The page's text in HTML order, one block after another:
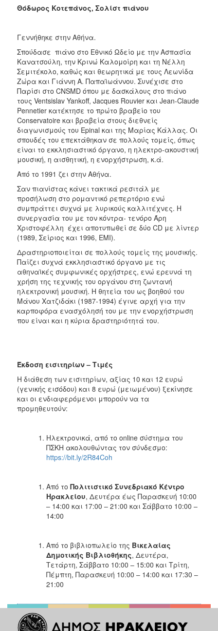
Θόδωρος Kοτεπάνος, Σολίστ πιάνου
Γεννήθηκε στην Aθήνα.
Σπούδασε πιάνο στο Eθνικό Ωδείο με την Aσπασία
Kανατσούλη, την Kρινώ Kαλομοίρη και τη Nέλλη
Σεμιτέκολο, καθώς και θεωρητικά με τους Λεωνίδα
Zώρα και Γιάννη A. Παπαϊωάννου. Συνέχισε στο
Παρίσι στο CNSMD όπου με δασκάλους στο πιάνο
τους Ventsislav Yankoff, Jacques Rouvier και Jean-Claude
Pennetier κατέκτησε το πρώτο βραβείο του
Conservatoire και βραβεία στους διεθνείς
διαγωνισμούς του Epinal και της Mαρίας Kάλλας. Oι
σπουδές του επεκτάθηκαν σε πολλούς τομείς, όπως
είναι το εκκλησιαστικό όργανο, η ηλεκτρο-ακουστική
μουσική, η αισθητική, η ενορχήστρωση, κ.ά.
Από το 1991 ζει στην Αθήνα.
Σαν πιανίστας κάνει τακτικά ρεσιτάλ με
προσήλωση στο ρομαντικό ρεπερτόριο ενώ
συμπράττει συχνά με λυρικούς καλλιτέχνες. H
συνεργασία του με τον κόντρα- τενόρο Άρη
Xριστοφέλλη έχει αποτυπωθεί σε δύο CD με λίντερ
(1989, Σείριος και 1996, EMI).
Δραστηριοποιείται σε πολλούς τομείς της μουσικής.
Παίζει συχνά εκκλησιαστικό όργανο με τις
αθηναϊκές συμφωνικές ορχήστρες, ενώ ερευνά τη
χρήση της τεχνικής του οργάνου στη ζωντανή
ηλεκτρονική μουσική. H θητεία του ως βοηθού του
Mάνου Xατζιδάκι (1987-1994) έγινε αρχή για την
καρποφόρα ενασχόλησή του με την ενορχήστρωση
που είναι και η κύρια δραστηριότητά του.
Έκδοση εισιτηρίων – Τιμές
Η διάθεση των εισιτηρίων, αξίας 10 και 12 ευρώ
(γενικής εισόδου) και 8 ευρώ (μειωμένου) ξεκίνησε
και οι ενδιαφερόμενοι μπορούν να τα
προμηθευτούν:
Ηλεκτρονικά, από το online σύστημα του
ΠΣΚΗ ακολουθώντας τον σύνδεσμο:
https://bit.ly/2R84Coh
Από το Πολιτιστικό Συνεδριακό Κέντρο
Ηρακλείου, Δευτέρα έως Παρασκευή 10:00
– 14:00 και 17:00 – 21:00 και Σάββατο 10:00 –
14:00
Από το βιβλιοπωλείο της Βικελαίας
Δημοτικής Βιβλιοθήκης, Δευτέρα,
Τετάρτη, Σάββατο 10:00 – 15:00 και Τρίτη,
Πέμπτη, Παρασκευή 10:00 – 14:00 και 17:30 –
21:00